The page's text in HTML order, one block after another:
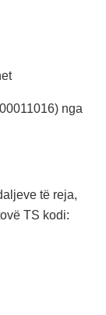
nga
të reja,
TS kodi: